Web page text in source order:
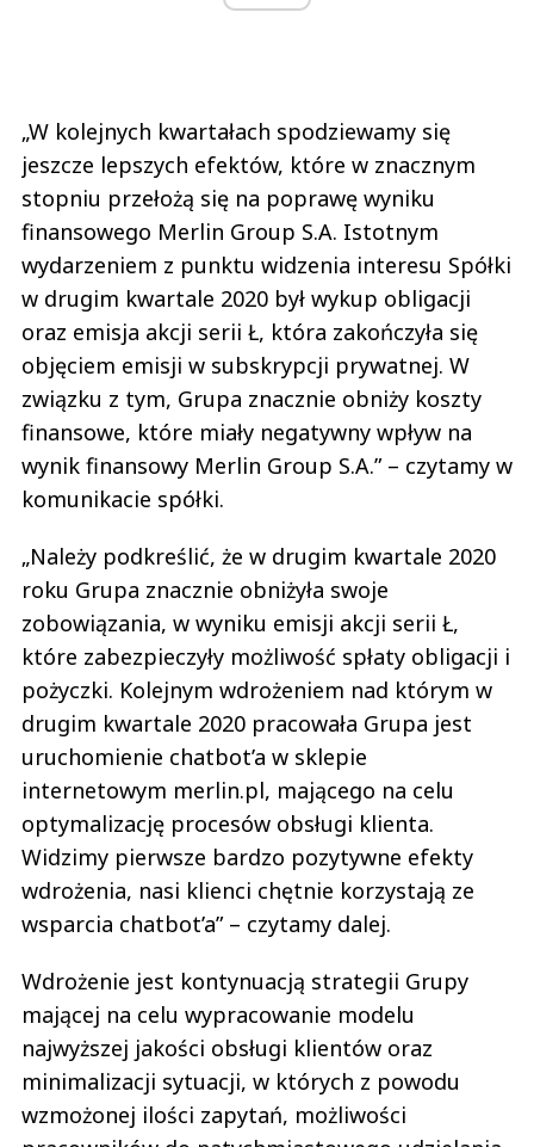
„W kolejnych kwartałach spodziewamy się
jeszcze lepszych efektów, które w znacznym
stopniu przełożą się na poprawę wyniku
finansowego Merlin Group S.A. Istotnym
wydarzeniem z punktu widzenia interesu Spółki
w drugim kwartale 2020 był wykup obligacji
oraz emisja akcji serii Ł, która zakończyła się
objęciem emisji w subskrypcji prywatnej. W
związku z tym, Grupa znacznie obniży koszty
finansowe, które miały negatywny wpływ na
wynik finansowy Merlin Group S.A.” – czytamy w
komunikacie spółki.
„Należy podkreślić, że w drugim kwartale 2020
roku Grupa znacznie obniżyła swoje
zobowiązania, w wyniku emisji akcji serii Ł,
które zabezpieczyły możliwość spłaty obligacji i
pożyczki. Kolejnym wdrożeniem nad którym w
drugim kwartale 2020 pracowała Grupa jest
uruchomienie chatbot’a w sklepie
internetowym merlin.pl, mającego na celu
optymalizację procesów obsługi klienta.
Widzimy pierwsze bardzo pozytywne efekty
wdrożenia, nasi klienci chętnie korzystają ze
wsparcia chatbot’a” – czytamy dalej.
Wdrożenie jest kontynuacją strategii Grupy
mającej na celu wypracowanie modelu
najwyższej jakości obsługi klientów oraz
minimalizacji sytuacji, w których z powodu
wzmożonej ilości zapytań, możliwości